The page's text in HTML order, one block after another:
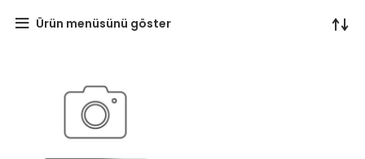
Ürün menüsünü göster